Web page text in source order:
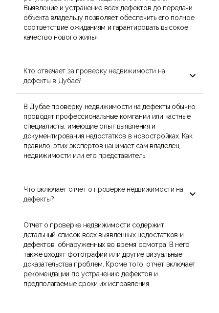
Выявление и устранение всех дефектов до передачи
объекта владельцу позволяет обеспечить его полное
соответствие ожиданиям и гарантировать высокое
качество нового жилья.
Кто отвечает за проверку недвижимости на
дефекты в Дубае?

В Дубае проверку недвижимости на дефекты обычно
проводят профессиональные компании или частные
специалисты, имеющие опыт выявления и
документирования недостатков в новостройках. Как
правило, этих экспертов нанимает сам владелец
недвижимости или его представитель.
Что включает отчет о проверке недвижимости на
дефекты?

Отчет о проверке недвижимости содержит
детальный список всех выявленных недостатков и
дефектов, обнаруженных во время осмотра. В него
также входят фотографии или другие визуальные
доказательства проблем. Кроме того, отчет включает
рекомендации по устранению дефектов и
предполагаемые сроки их исправления.